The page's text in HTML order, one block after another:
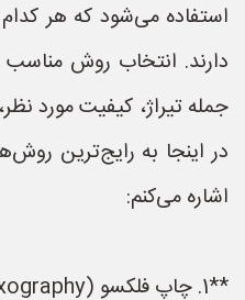
استفاده می‌شود که هر
دارند. انتخاب روش
جمله تیراژ، کیفیت مورد
در اینجا به رایج‌ترین
اشاره می‌کنم:
**1. چاپ فلکسو (Flexography):**